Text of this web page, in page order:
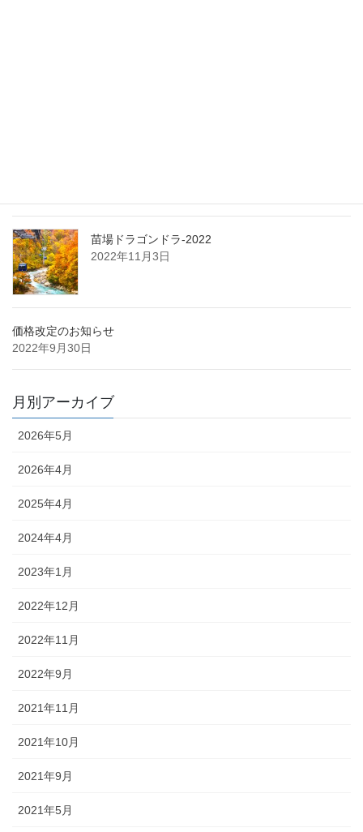
苗場ドラゴンドラ-2022
2022年11月3日
価格改定のお知らせ
2022年9月30日
月別アーカイブ
2026年5月
2026年4月
2025年4月
2024年4月
2023年1月
2022年12月
2022年11月
2022年9月
2021年11月
2021年10月
2021年9月
2021年5月